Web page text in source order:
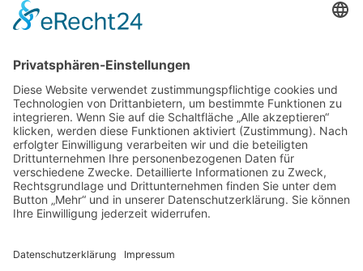
E-Mailinfo@martinushaus.de
Mo?Fr8.30 ? 12.00 Uhr
Mo?Do13.00 ? 16.00 Uhr